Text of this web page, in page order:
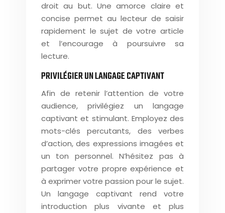
droit au but. Une amorce claire et
concise permet au lecteur de saisir
rapidement le sujet de votre article
et l’encourage à poursuivre sa
lecture.
PRIVILÉGIER UN LANGAGE CAPTIVANT
Afin de retenir l’attention de votre
audience, privilégiez un langage
captivant et stimulant. Employez des
mots-clés percutants, des verbes
d’action, des expressions imagées et
un ton personnel. N’hésitez pas à
partager votre propre expérience et
à exprimer votre passion pour le sujet.
Un langage captivant rend votre
introduction plus vivante et plus